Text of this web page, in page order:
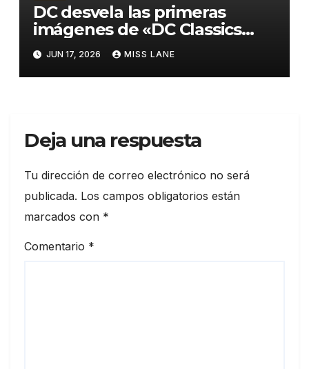
DC desvela las primeras
imágenes de «DC Classics
Artist’s Edition, de José Luis
García-López»
JUN 17, 2026 MISS LANE
Deja una respuesta
Tu dirección de correo electrónico no será
publicada. Los campos obligatorios están
marcados con *
Comentario *